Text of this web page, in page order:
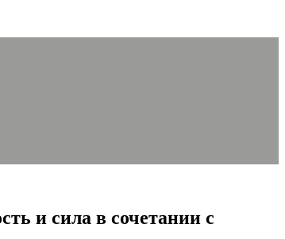
и сила в сочетании с